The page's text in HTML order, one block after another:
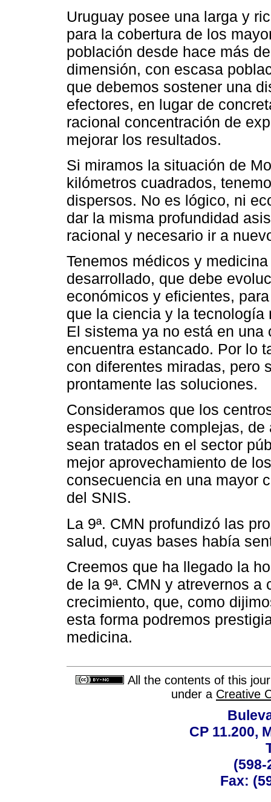
Uruguay posee una larga y
para la cobertura de los
población desde hace más
dimensión, con escasa
que debemos sostener una
efectores, en lugar de
racional concentración de
mejorar los resultados.
Si miramos la situación de
kilómetros cuadrados,
dispersos. No es lógico, ni
dar la misma profundidad
racional y necesario ir a
Tenemos médicos y
desarrollado, que debe
económicos y eficientes,
que la ciencia y la
El sistema ya no está en
encuentra estancado. Por lo
con diferentes miradas, pero
prontamente las soluciones.
Consideramos que los
especialmente complejas,
sean tratados en el sector
mejor aprovechamiento de
consecuencia en una mayor
del SNIS.
La 9ª. CMN profundizó las
salud, cuyas bases había
Creemos que ha llegado la
de la 9ª. CMN y atrevernos
crecimiento, que, como
esta forma podremos
medicina.
All the contents of this
under a Creative
CP 11.200,
(598-
Fax: